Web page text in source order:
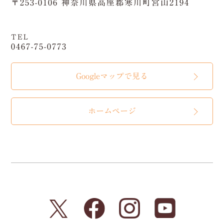
〒253-0106 神奈川県高座郡寒川町宮山2194
TEL
0467-75-0773
Googleマップで見る
ホームページ